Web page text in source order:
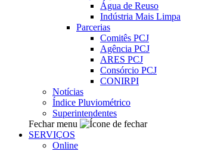
Água de Reuso
Indústria Mais Limpa
Parcerias
Comitês PCJ
Agência PCJ
ARES PCJ
Consórcio PCJ
CONIRPI
Notícias
Índice Pluviométrico
Superintendentes
Fechar menu
SERVIÇOS
Online